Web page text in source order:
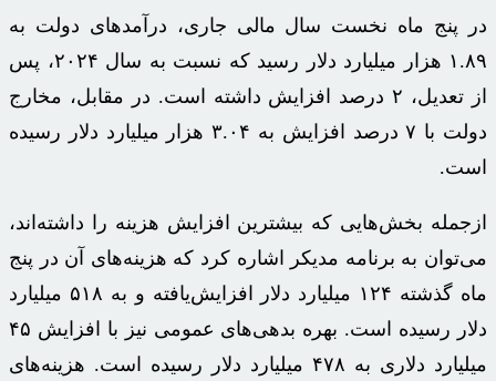
در پنج ماه نخست سال مالی جاری، درآمدهای دولت به
۱.۸۹ هزار میلیارد دلار رسید که نسبت به سال ۲۰۲۴، پس
از تعدیل، ۲ درصد افزایش داشته است. در مقابل، مخارج
دولت با ۷ درصد افزایش به ۳.۰۴ هزار میلیارد دلار رسیده
است.
ازجمله بخش‌هایی که بیشترین افزایش هزینه را داشته‌اند،
می‌توان به برنامه مدیکر
اشاره کرد که هزینه‌های آن در پنج
ماه گذشته ۱۲۴ میلیارد دلار افزایش‌یافته و به ۵۱۸ میلیارد
دلار رسیده است. بهره بدهی‌های عمومی نیز با افزایش ۴۵
میلیارد دلاری
به ۴۷۸ میلیارد دلار رسیده است. هزینه‌های